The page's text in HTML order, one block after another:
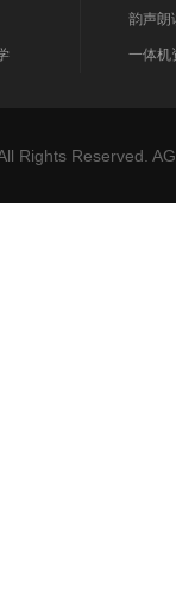
韵声朗
一体机
Rights Reserved.